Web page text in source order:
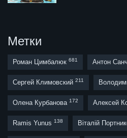
Метки
Роман Цимбалюк 681 Антон
Сергей Климовский 211
Олена Курбанова 172 Алексей
Ramis Yunus 138 Віталій